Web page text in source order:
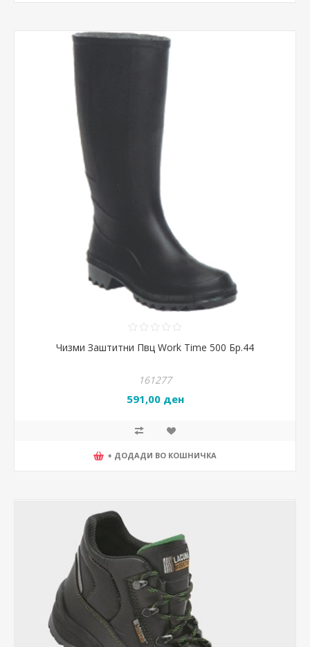
Чизми Заштитни Пвц Work Time 500 Бр.44
161277
591,00 ден
+ ДОДАДИ ВО КОШНИЧКА